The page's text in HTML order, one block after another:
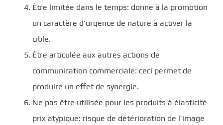
Être limitée dans le temps: donne à la promotion
un caractère d’urgence de nature à activer la
cible.
Être articulée aux autres actions de
communication commerciale: ceci permet de
produire un effet de synergie.
Ne pas être utilisée pour les produits à élasticité
prix atypique: risque de détérioration de l’image